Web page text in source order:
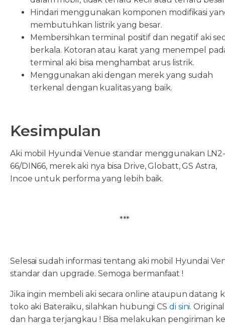
Hindari menggunakan komponen modifikasi
membutuhkan listrik yang besar.
Membersihkan terminal positif dan negatif aki
berkala. Kotoran atau karat yang menempel
terminal aki bisa menghambat arus listrik.
Menggunakan aki dengan merek yang sudah
terkenal dengan kualitas yang baik.
Kesimpulan
Aki mobil Hyundai Venue standar menggunakan
66/DIN66, merek aki nya bisa Drive, Globatt, GS Astra,
Incoe untuk performa yang lebih baik.
***
Selesai sudah informasi tentang aki mobil Hyundai
standar dan upgrade. Semoga bermanfaat !
Jika ingin membeli aki secara online ataupun datang
toko aki Bateraiku, silahkan hubungi CS di sini. Original
dan harga terjangkau ! Bisa melakukan pengiriman ke